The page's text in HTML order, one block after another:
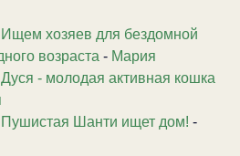
Ищем хозяев для бездомной
возраста - Мария
Дуся - молодая активная кошка
Пушистая Шанти ищет дом! -